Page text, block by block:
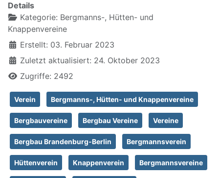
Details
Kategorie: Bergmanns-, Hütten- und
Knappenvereine
Erstellt: 03. Februar 2023
Zuletzt aktualisiert: 24. Oktober 2023
Zugriffe: 2492
Verein Bergmanns-, Hütten- und Knappenvereine
Bergbauvereine Bergbau Vereine Vereine
Bergbau Brandenburg-Berlin Bergmannsverein
Hüttenverein Knappenverein Bergmannsvereine